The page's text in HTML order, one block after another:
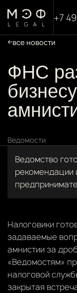
+7
все новости
ФНС
Ведомости
Ведомство
рекомендации
Налоговики
задаваемые
амнистии за
«Ведомостям»
налоговой
закрытая